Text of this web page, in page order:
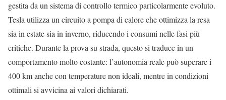
gestita da un sistema di controllo termico particolarmente evoluto.
Tesla utilizza un circuito a pompa di calore che ottimizza la resa
sia in estate sia in inverno, riducendo i consumi nelle fasi più
critiche. Durante la prova su strada, questo si traduce in un
comportamento molto costante: l’autonomia reale può superare i
400 km anche con temperature non ideali, mentre in condizioni
ottimali si avvicina ai valori dichiarati.